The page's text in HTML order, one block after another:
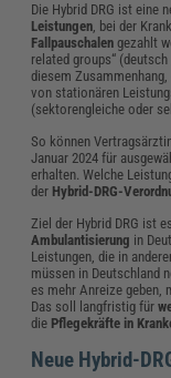
Die Hybrid DRG ist eine
Leistungen, bei der
Fallpauschalengezahlt
related groups“
diesem
von stationären
(sektorengleiche oder
So können
Januar 2024 für
erhalten. Welche
der Hybrid-DRG-
Ziel der Hybrid DRG ist
Ambulantisierung in
Leistungen, die in
müssen in Deutschland
es mehr Anreize geben,
Das soll langfristig für
die Pflegekräfte in
Neue Hybrid-